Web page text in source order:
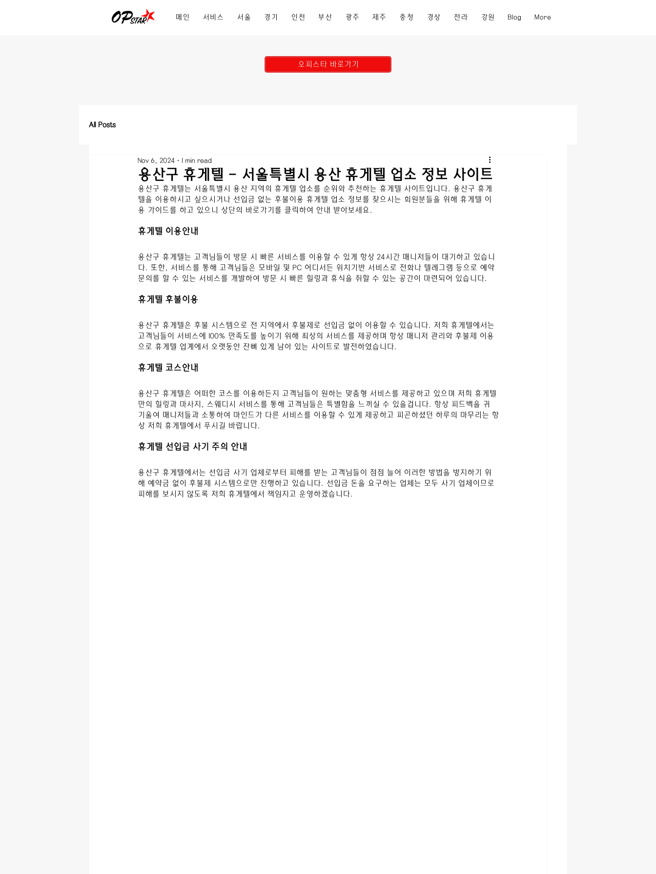
메인 서비스 서울 경기 인천 부산 광주 제주 충청 경상 전라 강원 Blog More
오피스타 바로가기
All Posts
용산구 휴게텔 - 서울특별시 용산 휴게텔 업소 정보 사이트
Nov 6, 2024 1 min read
용산구 휴게텔는 서울특별시 용산 지역의 휴게텔 업소를 순위와 추천하는 휴게텔 사이트입니다. 용산구 휴게
텔을 이용하시고 싶으시거나 선입금 없는 후불이용 휴게텔 업소 정보를 찾으시는 회원분들을 위해 휴게텔 이
용 가이드를 하고 있으니 상단의 바로가기를 클릭하여 안내 받아보세요.
휴게텔 이용안내
용산구 휴게텔는 고객님들이 방문 시 빠른 서비스를 이용할 수 있게 항상 24시간 매니저들이 대기하고 있습니
다. 또한, 서비스를 통해 고객님들은 모바일 및 PC 어디서든 위치기반 서비스로 전화나 텔레그램 등으로 예약
문의를 할 수 있는 서비스를 개발하여 방문 시 빠른 힐링과 휴식을 취할 수 있는 공간이 마련되어 있습니다.
휴게텔 후불이용
용산구 휴게텔은 후불 시스템으로 전 지역에서 후불제로 선입금 없이 이용할 수 있습니다. 저희 휴게텔에서는
고객님들이 서비스에 100% 만족도를 높이기 위해 최상의 서비스를 제공하며 항상 매니저 관리와 후불제 이용
으로 휴게텔 업계에서 오랫동안 잔뼈 있게 남아 있는 사이트로 발전하였습니다.
휴게텔 코스안내
용산구 휴게텔은 어떠한 코스를 이용하든지 고객님들이 원하는 맞춤형 서비스를 제공하고 있으며 저희 휴게텔
만의 힐링과 마사지, 스웨디시 서비스를 통해 고객님들은 특별함을 느끼실 수 있을겁니다. 항상 피드백을 귀
기울여 매니저들과 소통하여 마인드가 다른 서비스를 이용할 수 있게 제공하고 피곤하셨던 하루의 마무리는 항
상 저희 휴게텔에서 푸시길 바랍니다.
휴게텔 선입금 사기 주의 안내
용산구 휴게텔에서는 선입금 사기 업체로부터 피해를 받는 고객님들이 점점 늘어 이러한 방법을 방지하기 위
해 예약금 없이 후불제 시스템으로만 진행하고 있습니다. 선입금 돈을 요구하는 업체는 모두 사기 업체이므로
피해를 보시지 않도록 저희 휴게텔에서 책임지고 운영하겠습니다.